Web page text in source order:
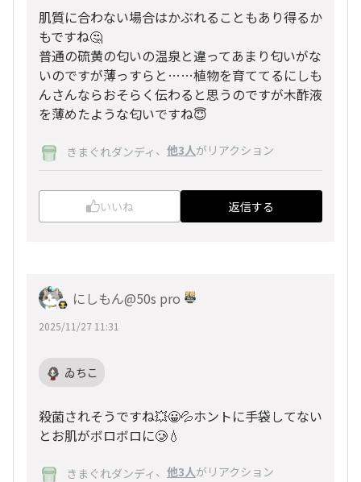
肌質に合わない場合はかぶれることもあり得るか
もですね🤔
普通の硫黄の匂いの温泉と違ってあまり匂いがな
いのですが薄っすらと……植物を育ててるにしも
んさんならおそらく伝わると思うのですが木酢液
を薄めたような匂いですね😇
きまぐれダンディ 、 他3人がリアクション
いいね 返信する
にしもん@50s pro
2025/11/27 11:31
ゐちこ
殺菌されそうですね💥😀💦ホントに手袋してない
とお肌がボロボロに🥲💧
きまぐれダンディ 、 他3人がリアクション